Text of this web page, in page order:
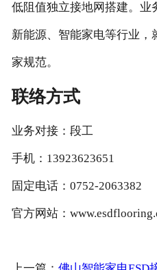
低阻值独立接地网搭建。业
新能源、智能家电等行业，
家规范。
联络方式
业务对接：段工
手机：13923623651
固定电话：0752-2063382
官方网站：